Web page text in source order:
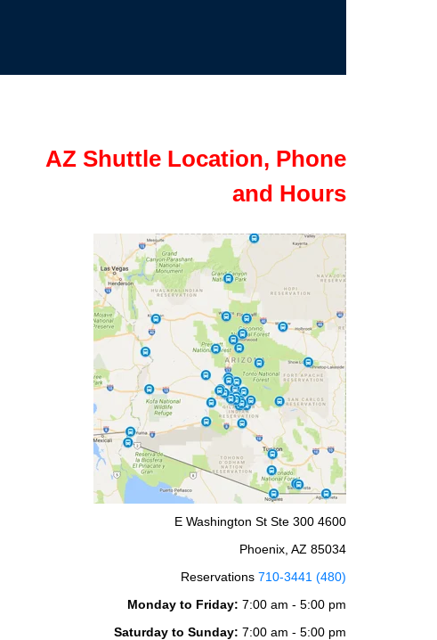
AZ Shuttle Location, Phone
and Hours
4600 E Washington St Ste 300
Phoenix, AZ 85034
(480) 710-3441
Reservations
Monday to Friday: 7:00 am - 5:00 pm
Saturday to Sunday: 7:00 am - 5:00 pm